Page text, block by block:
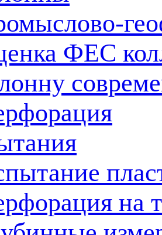
ФЕС
на